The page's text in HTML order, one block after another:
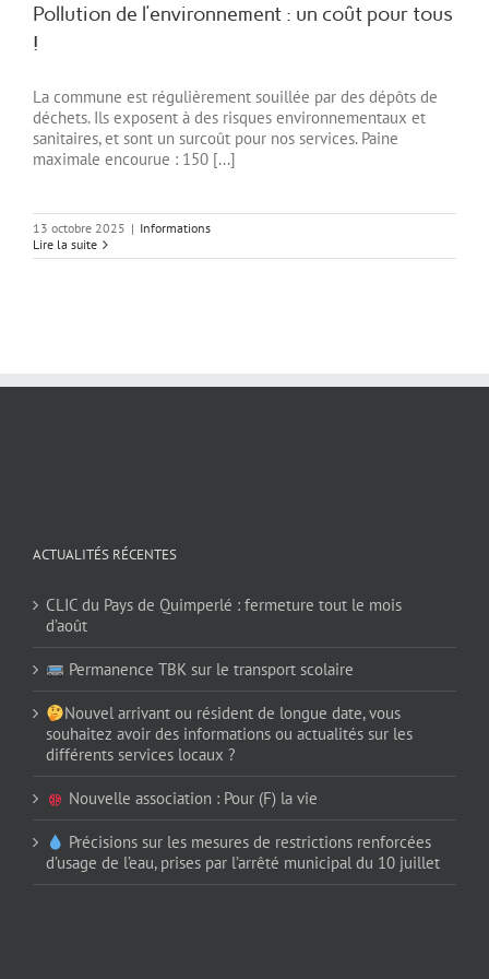
Pollution de l’environnement : un coût pour tous
!
La commune est régulièrement souillée par des dépôts de
déchets. Ils exposent à des risques environnementaux et
sanitaires, et sont un surcoût pour nos services. Paine
maximale encourue : 150 [...]
13 octobre 2025 | Informations
Lire la suite
ACTUALITÉS RÉCENTES
CLIC du Pays de Quimperlé : fermeture tout le mois
d’août
Permanence TBK sur le transport scolaire
Nouvel arrivant ou résident de longue date, vous
souhaitez avoir des informations ou actualités sur les
différents services locaux ?
Nouvelle association : Pour (F) la vie
Précisions sur les mesures de restrictions renforcées
d’usage de l’eau, prises par l’arrêté municipal du 10 juillet